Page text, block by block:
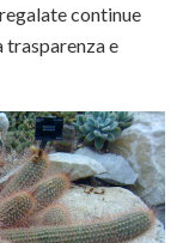
continue
e